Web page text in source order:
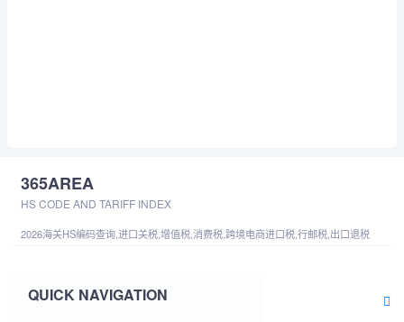
365AREA
HS CODE AND TARIFF INDEX
2026海关HS编码查询,进口关税,增值税,消费税,跨境电商进口税,行邮税,出口退税
QUICK NAVIGATION